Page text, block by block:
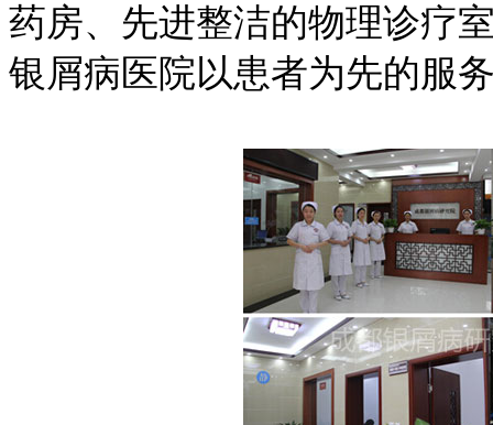
药房、先进整洁的物理诊疗
银屑病医院以患者为先的服